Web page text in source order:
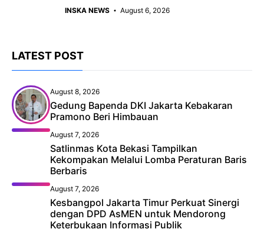
INSKA NEWS August 6, 2026
LATEST POST
August 8, 2026
Gedung Bapenda DKI Jakarta Kebakaran
Pramono Beri Himbauan
August 7, 2026
Satlinmas Kota Bekasi Tampilkan
Kekompakan Melalui Lomba Peraturan Baris
Berbaris
August 7, 2026
Kesbangpol Jakarta Timur Perkuat Sinergi
dengan DPD AsMEN untuk Mendorong
Keterbukaan Informasi Publik